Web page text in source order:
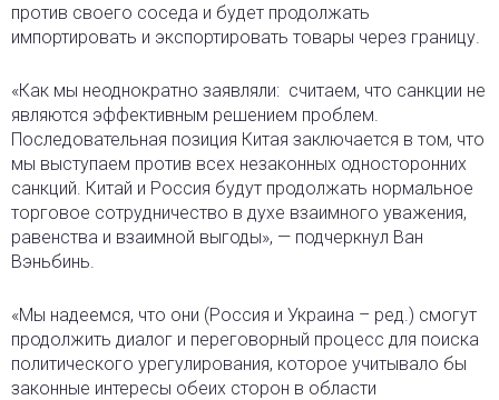
против своего соседа и будет продолжать
импортировать и экспортировать товары через границу.
«Как мы неоднократно заявляли: считаем, что санкции не
являются эффективным решением проблем.
Последовательная позиция Китая заключается в том, что
мы выступаем против всех незаконных односторонних
санкций. Китай и Россия будут продолжать нормальное
торговое сотрудничество в духе взаимного уважения,
равенства и взаимной выгоды», — подчеркнул Ван
Вэньбинь.
«Мы надеемся, что они (Россия и Украина – ред.) смогут
продолжить диалог и переговорный процесс для поиска
политического урегулирования, которое учитывало бы
законные интересы обеих сторон в области